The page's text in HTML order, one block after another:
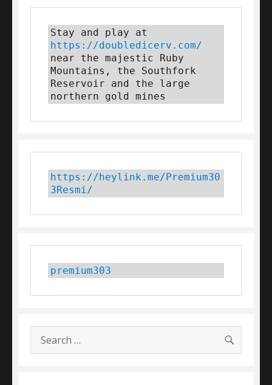
https://doubledicerv.com/
near the majestic Ruby
Mountains, the Southfork
Reservoir and the large
northern gold mines
https://heylink.me/Premium30
3Resmi/
premium303
Search
for: